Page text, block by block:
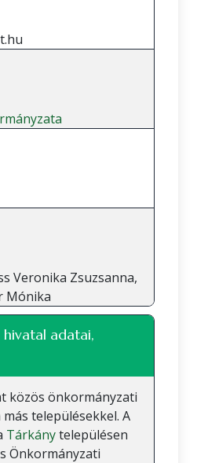
Veronika Zsuzsanna,
Mónika
adatai,
közös önkormányzati
településekkel. A
Tárkánytelepülésen
Önkormányzati